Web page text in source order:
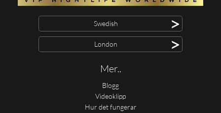
Swedish >
London >
Mer..
Blogg
Videoklipp
Hur det fungerar